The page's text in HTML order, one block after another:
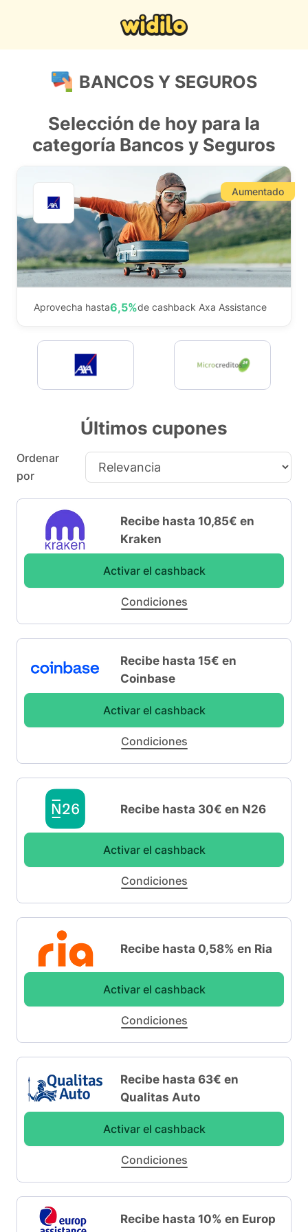
BANCOS Y SEGUROS
Selección de hoy para la
categoría Bancos y Seguros
Aprovecha hasta6,5%de cashback Axa Assistance
Aumentado
Últimos cupones
Ordenar
por
Recibe hasta 10,85€ en
Kraken
Activar el cashback
Condiciones
Recibe hasta 15€ en
Coinbase
Activar el cashback
Condiciones
Recibe hasta 30€ en N26
Activar el cashback
Condiciones
Recibe hasta 0,58% en Ria
Activar el cashback
Condiciones
Recibe hasta 63€ en
Qualitas Auto
Activar el cashback
Condiciones
Recibe hasta 10% en Europ